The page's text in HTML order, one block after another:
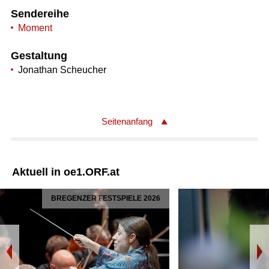
Sendereihe
Moment
Gestaltung
Jonathan Scheucher
Seitenanfang
Aktuell in oe1.ORF.at
BREGENZER FESTSPIELE 2026